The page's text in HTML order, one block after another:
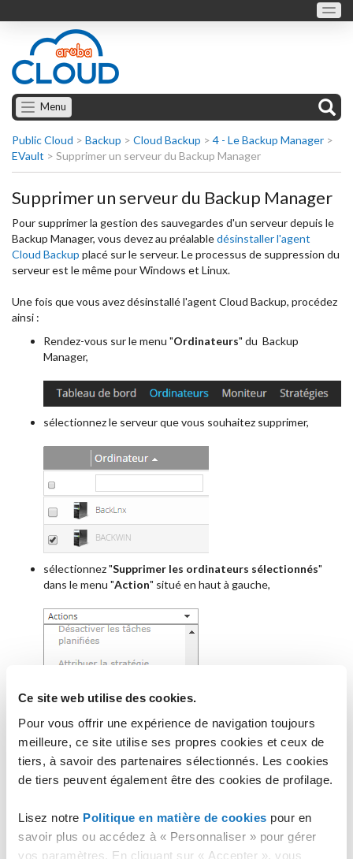
Ce site web utilise des cookies.
Pour vous offrir une expérience de navigation toujours
meilleure, ce site utilise ses propres cookies et ceux de
tiers, à savoir des partenaires sélectionnés. Les cookies
de tiers peuvent également être des cookies de profilage.
Lisez notre Politique en matière de cookies pour en
savoir plus ou accédez à « Personnaliser » pour gérer
vos paramètres. En cliquant sur « Accepter », vous
Menu
Public Cloud > Backup > Cloud Backup > 4 - Le Backup Manager >
EVault > Supprimer un serveur du Backup Manager
Supprimer un serveur du Backup Manager
Pour supprimer la gestion des sauvegardes d'un serveur depuis le
Backup Manager, vous devez au préalabledésinstaller l'agent
Cloud Backup placé sur le serveur. Le processus de suppression du
serveur est le même pour Windows et Linux.
Une fois que vous avez désinstallé l'agent Cloud Backup, procédez
ainsi :
Rendez-vous sur le menu "Ordinateurs" du Backup
Manager,
sélectionnez le serveur que vous souhaitez supprimer,
sélectionnez "Supprimer les ordinateurs sélectionnés"
dans le menu "Action" situé en haut à gauche,